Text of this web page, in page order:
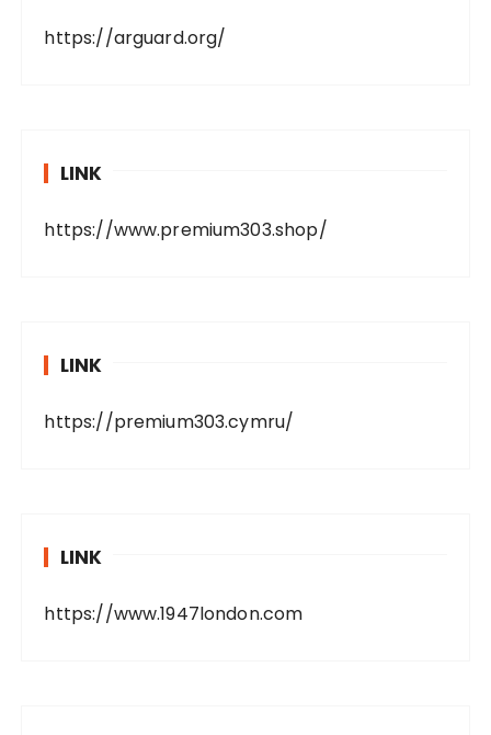
https://arguard.org/
LINK
https://www.premium303.shop/
LINK
https://premium303.cymru/
LINK
https://www.1947london.com